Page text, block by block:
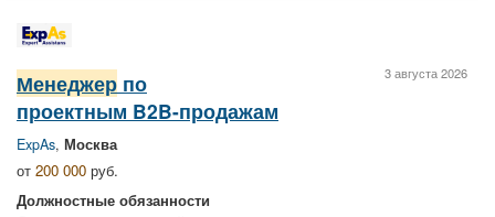
3 августа 2026
Менеджер по
проектным B2B-продажам
ExpAs, Москва
от 200 000 руб.
Должностные обязанности